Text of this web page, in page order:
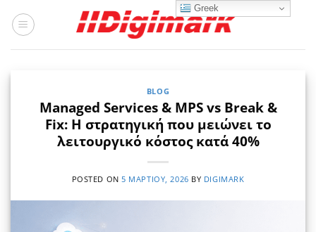
στο
BLOG
Managed Services & MPS vs Break &
Fix: Η στρατηγική που μειώνει το
λειτουργικό κόστος κατά 40%
POSTED ON 5 ΜΑΡΤΊΟΥ, 2026 BY DIGIMARK
Greek